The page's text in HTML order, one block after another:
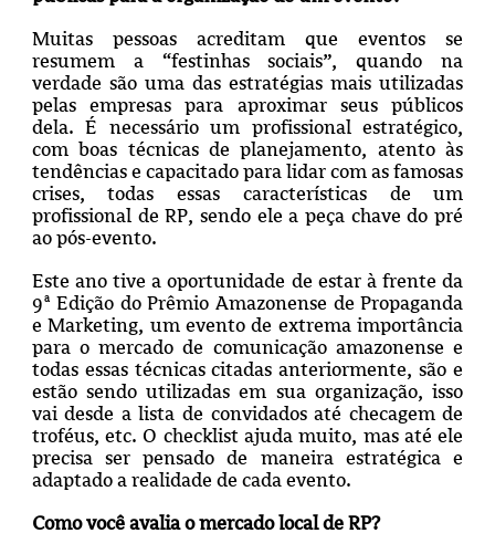
Muitas pessoas acreditam que eventos se
resumem a “festinhas sociais”, quando na
verdade são uma das estratégias mais utilizadas
pelas empresas para aproximar seus públicos
dela. É necessário um profissional estratégico,
com boas técnicas de planejamento, atento às
tendências e capacitado para lidar com as famosas
crises, todas essas características de um
profissional de RP, sendo ele a peça chave do pré
ao pós-evento.
Este ano tive a oportunidade de estar à frente da
9ª Edição do Prêmio Amazonense de Propaganda
e Marketing, um evento de extrema importância
para o mercado de comunicação amazonense e
todas essas técnicas citadas anteriormente, são e
estão sendo utilizadas em sua organização, isso
vai desde a lista de convidados até checagem de
troféus, etc. O checklist ajuda muito, mas até ele
precisa ser pensado de maneira estratégica e
adaptado a realidade de cada evento.
Como você avalia o mercado local de RP?